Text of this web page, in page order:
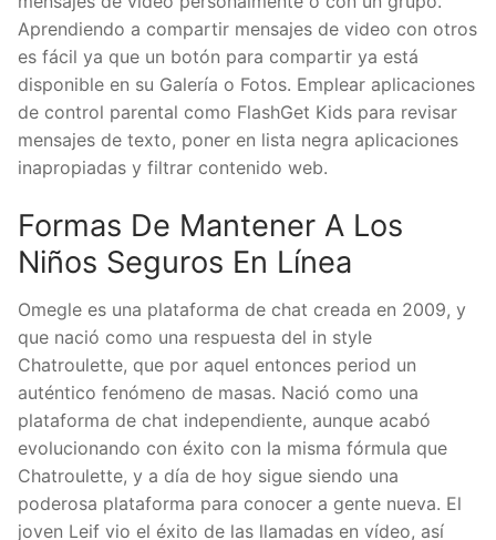
Aprendiendo a compartir mensajes de video con otros
es fácil ya que un botón para compartir ya está
disponible en su Galería o Fotos. Emplear aplicaciones
de control parental como FlashGet Kids para revisar
mensajes de texto, poner en lista negra aplicaciones
inapropiadas y filtrar contenido web.
Formas De Mantener A Los
Niños Seguros En Línea
Omegle es una plataforma de chat creada en 2009, y
que nació como una respuesta del in style
Chatroulette, que por aquel entonces period un
auténtico fenómeno de masas. Nació como una
plataforma de chat independiente, aunque acabó
evolucionando con éxito con la misma fórmula que
Chatroulette, y a día de hoy sigue siendo una
poderosa plataforma para conocer a gente nueva. El
joven Leif vio el éxito de las llamadas en vídeo, así